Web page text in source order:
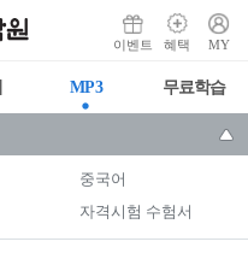
이벤트 혜택 MY
MP3 무료학습
중국어
자격시험 수험서